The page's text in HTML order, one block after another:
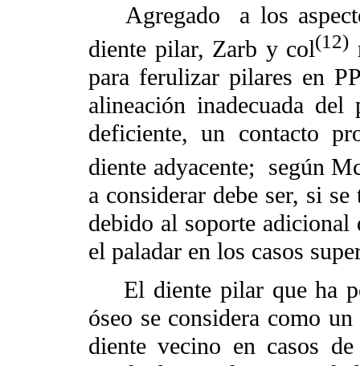
Agregado
a los
diente pilar, Zarb y col(12)
para ferulizar pilares en
alineación inadecuada
deficiente, un contacto
diente adyacente; según
a considerar debe ser, si
debido al soporte
el paladar en los casos
El diente pilar que ha
óseo se considera como
diente vecino en casos